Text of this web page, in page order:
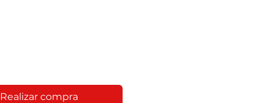
Realizar compra